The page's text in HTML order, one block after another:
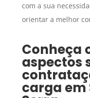
com a sua
orientar a melhor
Conheça
aspectos
carga em